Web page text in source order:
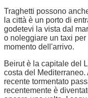
Traghetti possono
la città è un porto di
godetevi la vista dal
o noleggiare un taxi
momento dell'arrivo.
Beirut è la capitale del
costa del
recente tormentato
recentemente è